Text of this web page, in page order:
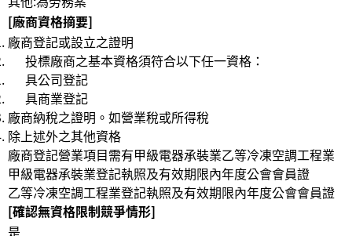
[廠商資格摘要]
廠商登記或設立之證明
投標廠商之基本資格須符合以下任一資格：
具公司登記
具商業登記
廠商納稅之證明。如營業稅或所得稅
除上述外之其他資格
廠商登記營業項目需有甲級電器承裝業乙等冷凍空調工程業
甲級電器承裝業登記執照及有效期限內年度公會會員證
乙等冷凍空調工程業登記執照及有效期限內年度公會會員證
[確認無資格限制競爭情形]
是